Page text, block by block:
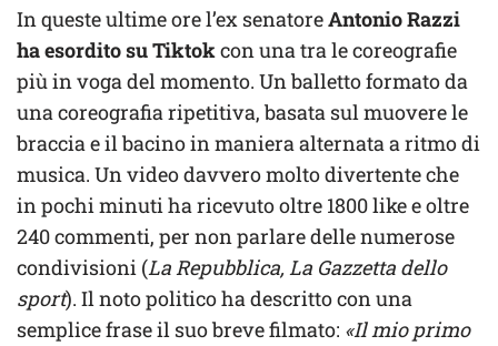
In queste ultime ore l’ex senatoreAntonio Razzi
ha esordito su Tiktokcon una tra le coreografie
più in voga del momento. Un balletto formato da
una coreografia ripetitiva, basata sul muovere le
braccia e il bacino in maniera alternata a ritmo di
musica. Un video davvero molto divertente che
in pochi minuti ha ricevuto oltre 1800 like e oltre
240 commenti, per non parlare delle numerose
condivisioni (La Repubblica, La Gazzetta dello
sport). Il noto politico ha descritto con una
semplice frase il suo breve filmato: «Il mio primo